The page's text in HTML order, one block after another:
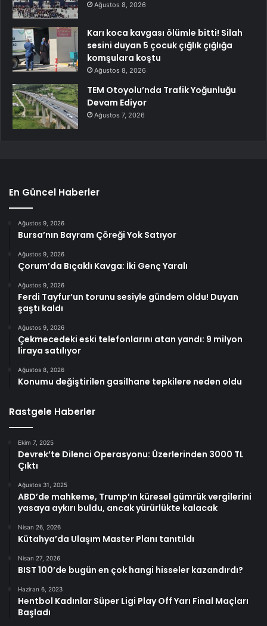
Ağustos 8, 2026
Karı koca kavgası ölümle bitti! Silah
sesini duyan 5 çocuk çığlık çığlığa
komşulara koştu
Ağustos 8, 2026
TEM Otoyolu’nda Trafik Yoğunluğu
Devam Ediyor
Ağustos 7, 2026
En Güncel Haberler
Ağustos 9, 2026
Bursa’nın Bayram Çöreği Yok Satıyor
Ağustos 9, 2026
Çorum’da Bıçaklı Kavga: İki Genç Yaralı
Ağustos 9, 2026
Ferdi Tayfur’un torunu sesiyle gündem oldu! Duyan
şaştı kaldı
Ağustos 9, 2026
Çekmecedeki eski telefonlarını atan yandı: 9 milyon
liraya satılıyor
Ağustos 8, 2026
Konumu değiştirilen gasilhane tepkilere neden oldu
Rastgele Haberler
Ekim 7, 2025
Devrek’te Dilenci Operasyonu: Üzerlerinden 3000 TL
Çıktı
Ağustos 31, 2025
ABD’de mahkeme, Trump’ın küresel gümrük vergilerini
yasaya aykırı buldu, ancak yürürlükte kalacak
Nisan 26, 2026
Kütahya’da Ulaşım Master Planı tanıtıldı
Nisan 27, 2026
BIST 100’de bugün en çok hangi hisseler kazandırdı?
Haziran 6, 2023
Hentbol Kadınlar Süper Ligi Play Off Yarı Final Maçları
Başladı